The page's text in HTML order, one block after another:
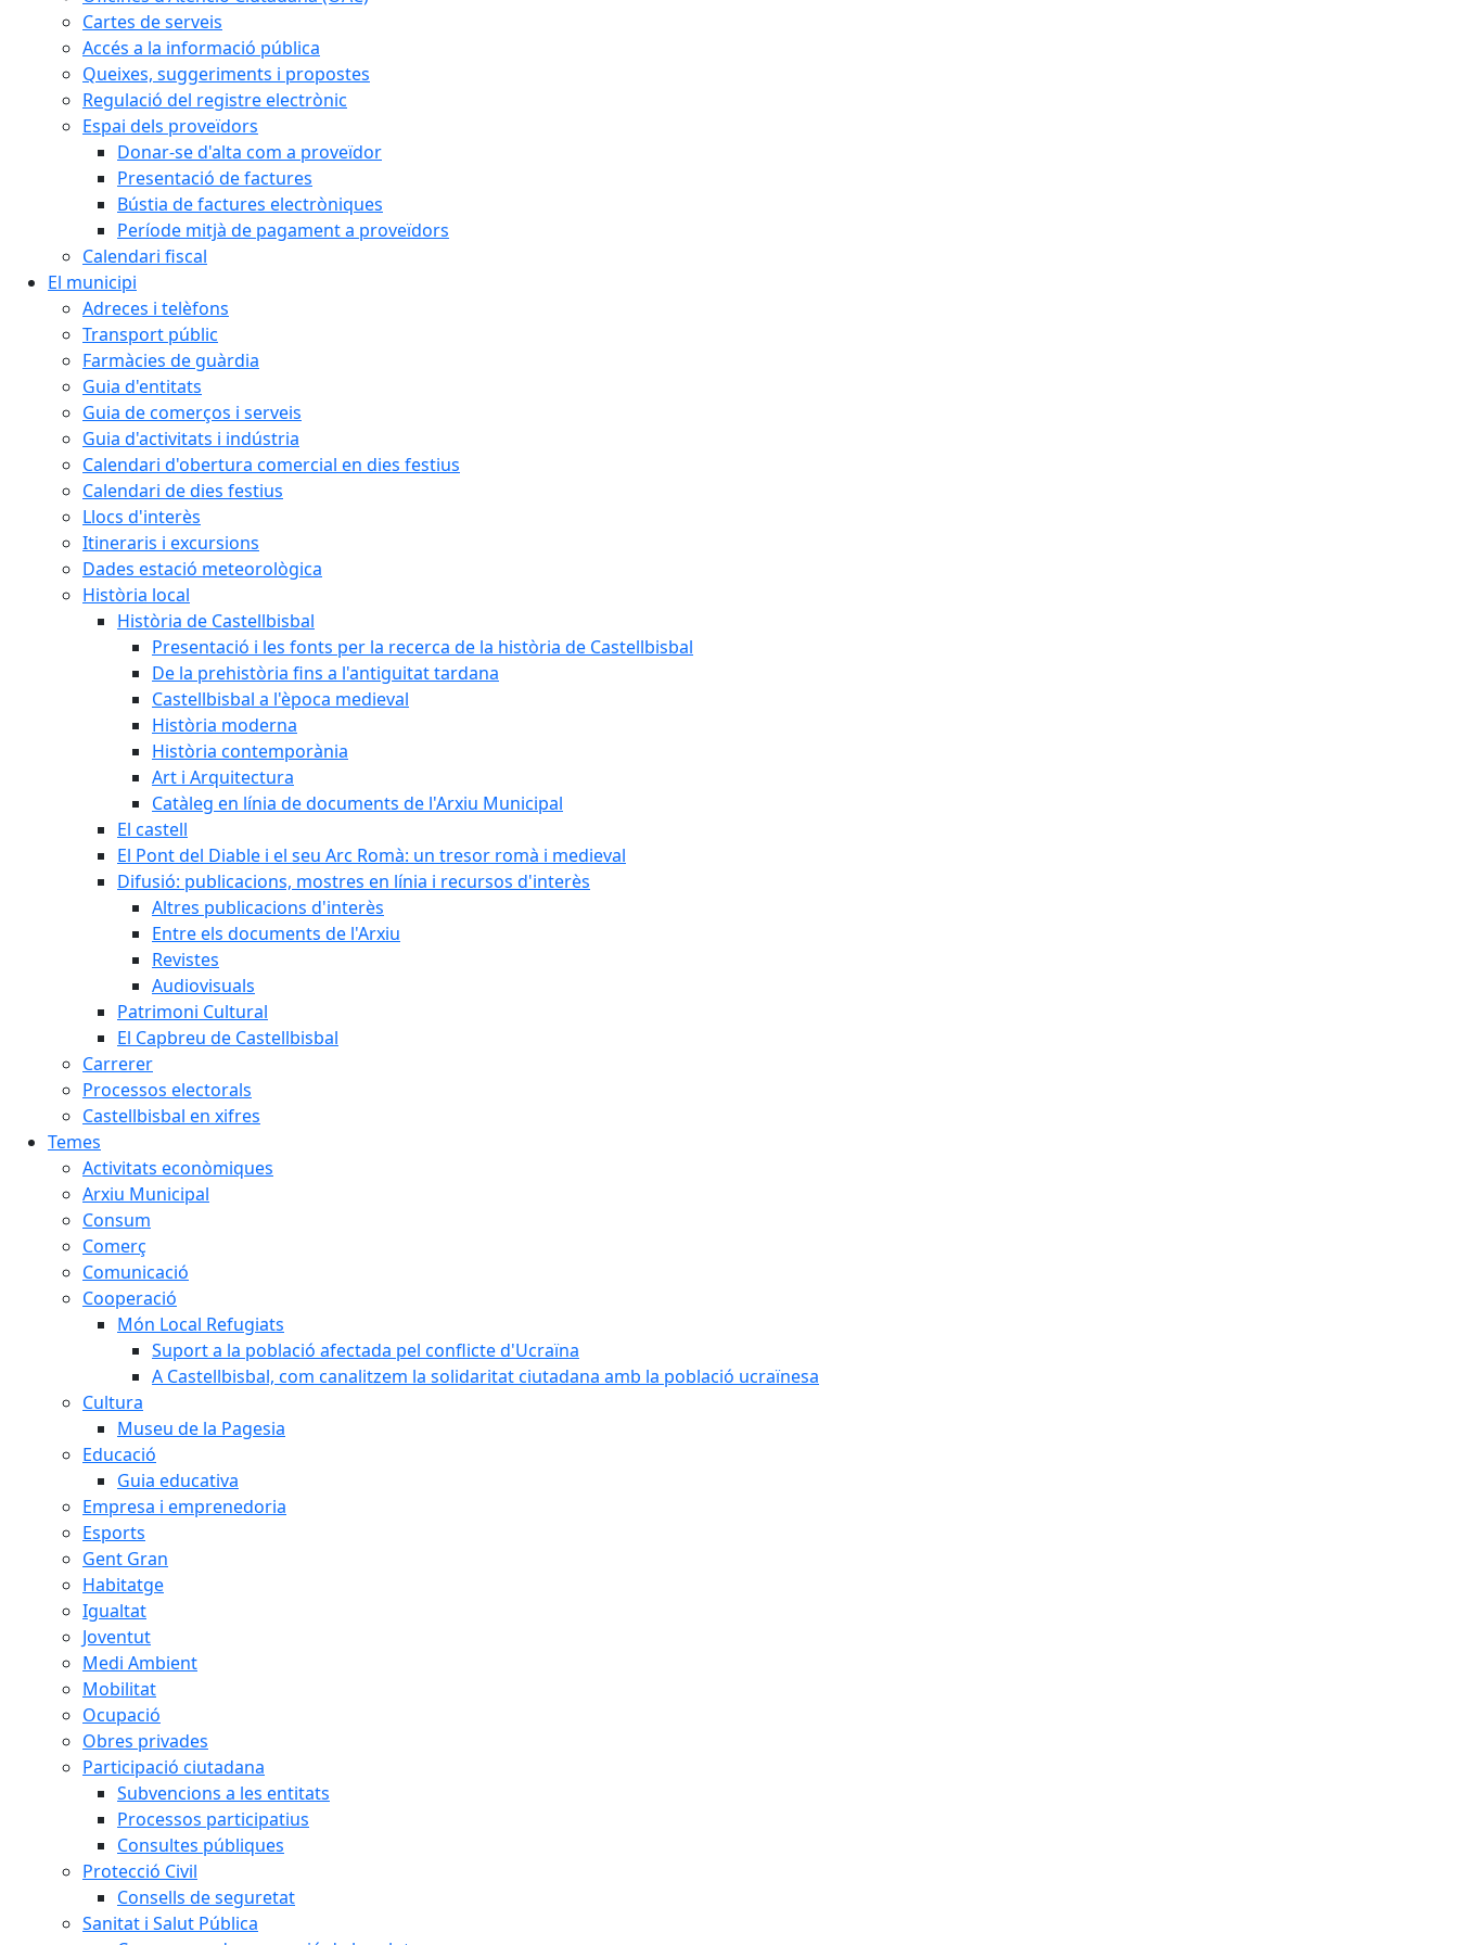
Cartes de serveis
Accés a la informació pública
Queixes, suggeriments i propostes
Regulació del registre electrònic
Espai dels proveïdors
Donar-se d'alta com a proveïdor
Presentació de factures
Bústia de factures electròniques
Període mitjà de pagament a proveïdors
Calendari fiscal
El municipi
Adreces i telèfons
Transport públic
Farmàcies de guàrdia
Guia d'entitats
Guia de comerços i serveis
Guia d'activitats i indústria
Calendari d'obertura comercial en dies festius
Calendari de dies festius
Llocs d'interès
Itineraris i excursions
Dades estació meteorològica
Història local
Història de Castellbisbal
Presentació i les fonts per la recerca de la història de Castellbisbal
De la prehistòria fins a l'antiguitat tardana
Castellbisbal a l'època medieval
Història moderna
Història contemporània
Art i Arquitectura
Catàleg en línia de documents de l'Arxiu Municipal
El castell
El Pont del Diable i el seu Arc Romà: un tresor romà i medieval
Difusió: publicacions, mostres en línia i recursos d'interès
Altres publicacions d'interès
Entre els documents de l'Arxiu
Revistes
Audiovisuals
Patrimoni Cultural
El Capbreu de Castellbisbal
Carrerer
Processos electorals
Castellbisbal en xifres
Temes
Activitats econòmiques
Arxiu Municipal
Consum
Comerç
Comunicació
Cooperació
Món Local Refugiats
Suport a la població afectada pel conflicte d'Ucraïna
A Castellbisbal, com canalitzem la solidaritat ciutadana amb la població ucraïnesa
Cultura
Museu de la Pagesia
Educació
Guia educativa
Empresa i emprenedoria
Esports
Gent Gran
Habitatge
Igualtat
Joventut
Medi Ambient
Mobilitat
Ocupació
Obres privades
Participació ciutadana
Subvencions a les entitats
Processos participatius
Consultes públiques
Protecció Civil
Consells de seguretat
Sanitat i Salut Pública